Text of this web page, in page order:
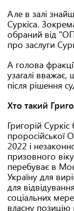
Але в залі
Суркіса.
обраний від
про заслуги
А голова
узагалі
після рішення
Хто такий
Григорій
проросійської
2022 і
призовного
перебуває в
Україну для
для
соціальних
власну